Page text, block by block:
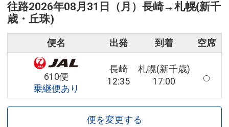
往路2026年08月31日（月） 長崎→札幌(新千
歳・丘珠)
便名 出発 到着 空席
610便
乗継便あり
長崎
12:35
札幌(新千歳)
17:00
便を変更する